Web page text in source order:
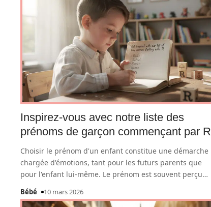
Inspirez-vous avec notre liste des
prénoms de garçon commençant par R
Choisir le prénom d'un enfant constitue une démarche
chargée d'émotions, tant pour les futurs parents que
pour l'enfant lui-même. Le prénom est souvent perçu…
Bébé 10 mars 2026